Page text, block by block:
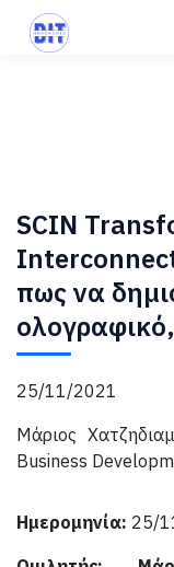
SCIN
πως να
25/11/2021
Μάριος
Business
Ημερομηνία: 25/